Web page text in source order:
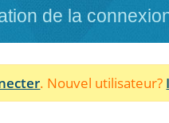
de la
. Nouvel utilisateur?